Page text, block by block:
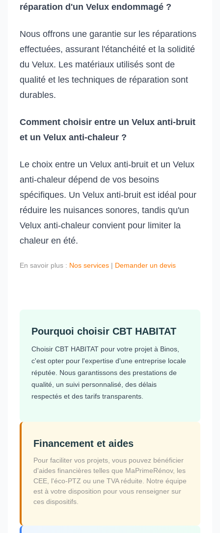
réparation d'un Velux endommagé ?
Nous offrons une garantie sur les réparations
effectuées, assurant l'étanchéité et la solidité
du Velux. Les matériaux utilisés sont de
qualité et les techniques de réparation sont
durables.
Comment choisir entre un Velux anti-bruit
et un Velux anti-chaleur ?
Le choix entre un Velux anti-bruit et un Velux
anti-chaleur dépend de vos besoins
spécifiques. Un Velux anti-bruit est idéal pour
réduire les nuisances sonores, tandis qu'un
Velux anti-chaleur convient pour limiter la
chaleur en été.
En savoir plus : Nos services | Demander un devis
Pourquoi choisir CBT HABITAT
Choisir CBT HABITAT pour votre projet à Binos,
c'est opter pour l'expertise d'une entreprise locale
réputée. Nous garantissons des prestations de
qualité, un suivi personnalisé, des délais
respectés et des tarifs transparents.
Financement et aides
Pour faciliter vos projets, vous pouvez bénéficier
d'aides financières telles que MaPrimeRénov, les
CEE, l'éco-PTZ ou une TVA réduite. Notre équipe
est à votre disposition pour vous renseigner sur
ces dispositifs.